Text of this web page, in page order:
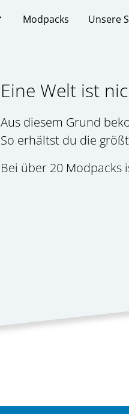
Modpacks Unsere
Eine Welt ist
Aus diesem Grund
So erhältst du die
Bei über 20 Modpacks